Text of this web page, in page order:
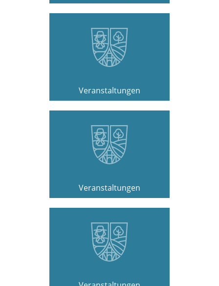
Veranstaltungen
Veranstaltungen